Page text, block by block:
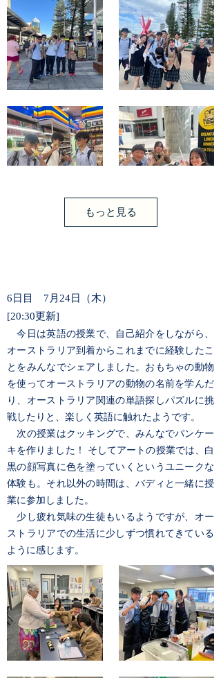
もっと見る
6日目 7月24日（木）
[20:30更新]
今日は英語の授業で、自己紹介をしながら、
オーストラリア到着からこれまでに経験したこ
とをみんなでシェアしました。おもちゃの動物
を使ってオーストラリアの動物の名前を学んだ
り、オーストラリア関連の単語探しパズルに挑
戦したりと、楽しく英語に触れたようです。
次の授業はクッキングで、みんなでパンケー
キを作りました！ そしてアートの授業では、白
黒の顔写真に色を塗っていくというユニークな
体験も。それ以外の時間は、バディと一緒に授
業に参加しました。
少し疲れ気味の生徒もいるようですが、オー
ストラリアでの生活に少しずつ慣れてきている
ように感じます。